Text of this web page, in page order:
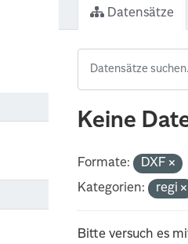
Datensätze
Keine
Formate: DXF
Kategorien:
regi
Bitte versuch es